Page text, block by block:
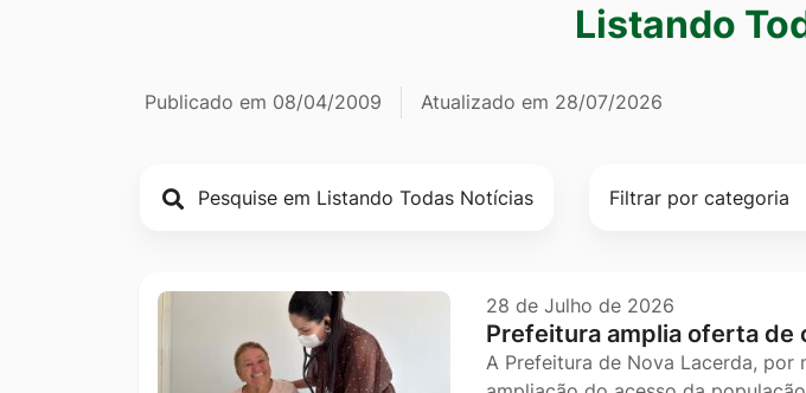
busca
para
Listando
Página Listando Todas
Informações
de
publicação
Publicado em 08/04/2009 Atualizado em 28/07/2026
28 de Julho de 2026
Prefeitura amplia oferta de
A Prefeitura de Nova Lacerda, por